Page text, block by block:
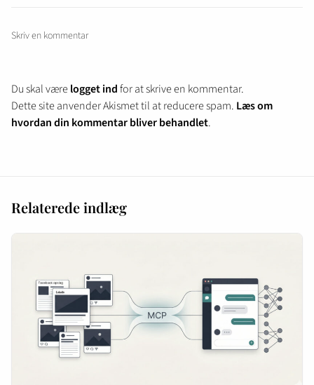
Skriv en kommentar
Du skal værelogget indfor at skrive en kommentar.
Dette site anvender Akismet til at reducere spam. Læs om
hvordan din kommentar bliver behandlet.
Relaterede indlæg